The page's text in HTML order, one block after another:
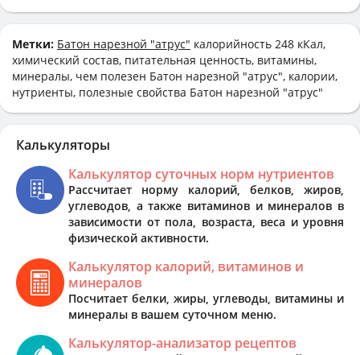
Метки: Батон нарезной "атрус" калорийность 248 кКал,
химический состав, питательная ценность, витамины,
минералы, чем полезен Батон нарезной "атрус", калории,
нутриенты, полезные свойства Батон нарезной "атрус"
Калькуляторы
Калькулятор суточных норм нутриентов
Рассчитает норму калорий, белков, жиров,
углеводов, а также витаминов и минералов в
зависимости от пола, возраста, веса и уровня
физической активности.
Калькулятор калорий, витаминов и
минералов
Посчитает белки, жиры, углеводы, витамины и
минералы в вашем суточном меню.
Калькулятор-анализатор рецептов